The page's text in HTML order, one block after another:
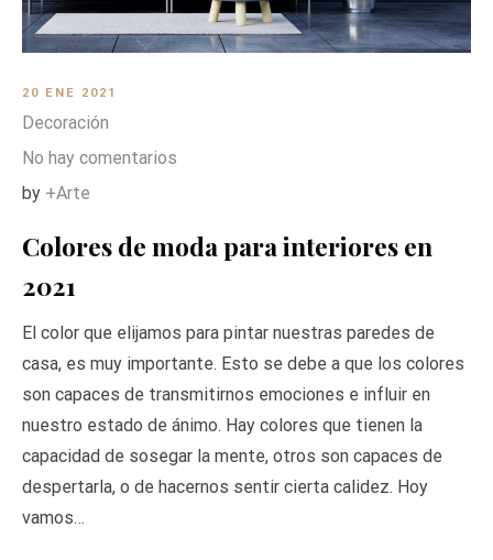
20 ENE 2021
Decoración
No hay comentarios
by +Arte
Colores de moda para interiores en
2021
El color que elijamos para pintar nuestras paredes de
casa, es muy importante. Esto se debe a que los colores
son capaces de transmitirnos emociones e influir en
nuestro estado de ánimo. Hay colores que tienen la
capacidad de sosegar la mente, otros son capaces de
despertarla, o de hacernos sentir cierta calidez. Hoy
vamos…